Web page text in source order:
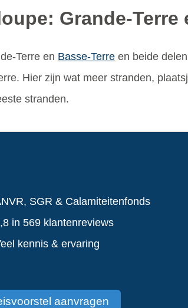
Grande-Terre
Terre en Basse-Terre en beide
Hier zijn wat meer stranden,
stranden.
SGR & Calamiteitenfonds
in 569 klantenreviews
kennis & ervaring
aanvragen